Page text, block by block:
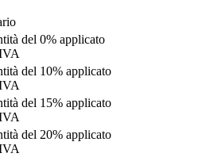
del 0% applicato
del 10% applicato
del 15% applicato
del 20% applicato